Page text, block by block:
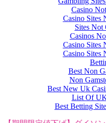
Casino
Casino Sites
Sites Not
Casinos
Casino Sites
Casino Sites
Best Non
Non
Best New Uk
List Of
Best Betting